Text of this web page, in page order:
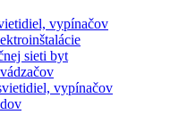
vypínačov
sieti byt
vypínačov